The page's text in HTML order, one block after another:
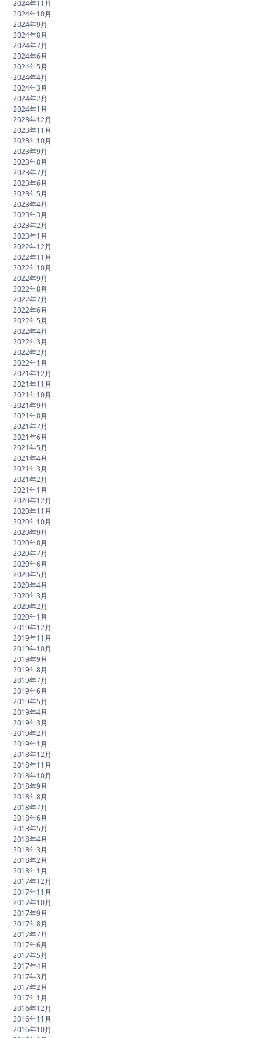
2024年11月
2024年10月
2024年9月
2024年8月
2024年7月
2024年6月
2024年5月
2024年4月
2024年3月
2024年2月
2024年1月
2023年12月
2023年11月
2023年10月
2023年9月
2023年8月
2023年7月
2023年6月
2023年5月
2023年4月
2023年3月
2023年2月
2023年1月
2022年12月
2022年11月
2022年10月
2022年9月
2022年8月
2022年7月
2022年6月
2022年5月
2022年4月
2022年3月
2022年2月
2022年1月
2021年12月
2021年11月
2021年10月
2021年9月
2021年8月
2021年7月
2021年6月
2021年5月
2021年4月
2021年3月
2021年2月
2021年1月
2020年12月
2020年11月
2020年10月
2020年9月
2020年8月
2020年7月
2020年6月
2020年5月
2020年4月
2020年3月
2020年2月
2020年1月
2019年12月
2019年11月
2019年10月
2019年9月
2019年8月
2019年7月
2019年6月
2019年5月
2019年4月
2019年3月
2019年2月
2019年1月
2018年12月
2018年11月
2018年10月
2018年9月
2018年8月
2018年7月
2018年6月
2018年5月
2018年4月
2018年3月
2018年2月
2018年1月
2017年12月
2017年11月
2017年10月
2017年9月
2017年8月
2017年7月
2017年6月
2017年5月
2017年4月
2017年3月
2017年2月
2017年1月
2016年12月
2016年11月
2016年10月